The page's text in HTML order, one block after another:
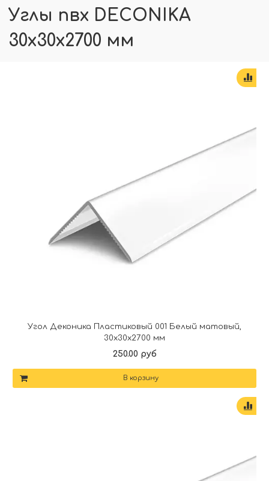
Углы пвх DECONIKA
30x30x2700 мм
Угол Деконика Пластиковый 001 Белый матовый,
30х30х2700 мм
250.00 руб
В корзину